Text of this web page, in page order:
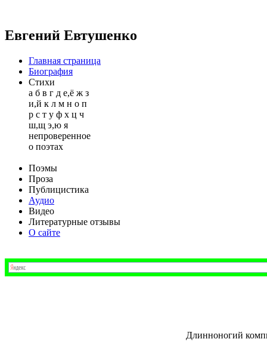
Евгений Евтушенко
Главная страница
Биография
Стихи
а б в г д е,ё ж з
и,й к л м н о п
р с т у ф х ц ч
ш,щ э,ю я
непроверенное
о поэтах
Поэмы
Проза
Публицистика
Аудио
Видео
Литературные отзывы
О сайте
Длинноногий